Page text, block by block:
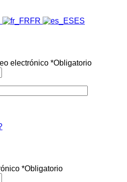
FR ES
electrónico *Obligatorio
*Obligatorio